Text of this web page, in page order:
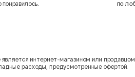
понравилось.
по
интернет-магазином или
расходы, предусмотренные офертой.